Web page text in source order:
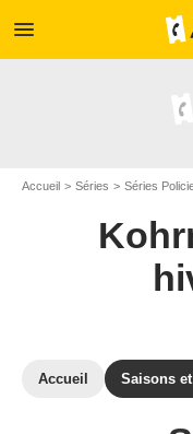
menu
Accueil Séries Séries
Accueil Saisons